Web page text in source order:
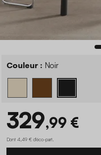
Couleur : Noir
329,99 €
Dont 4,49 € d'éco-part